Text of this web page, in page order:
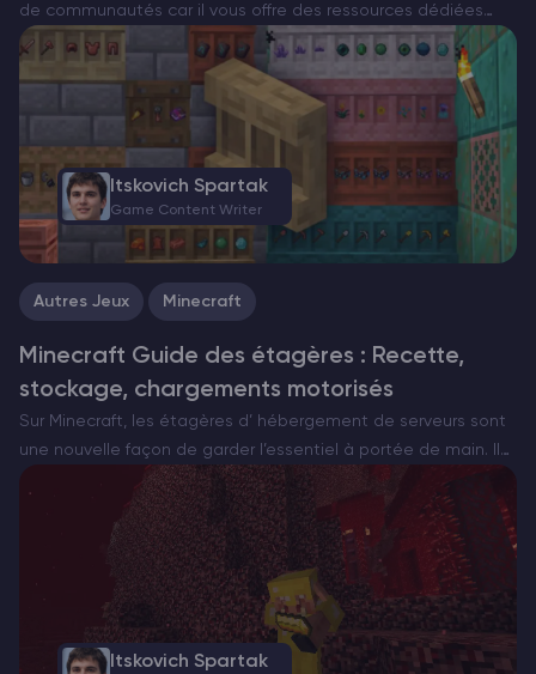
de communautés car il vous offre des ressources dédiées
sans le coût d’une machine entière. Contrairement à
l’hébergement mutualisé, un serveur virtuel géré par un
fournisseur d’hébergement VPS…
Autres Jeux Minecraft
Minecraft Guide des étagères : Recette,
stockage, chargements motorisés
Sur Minecraft, les étagères d’ hébergement de serveurs sont
une nouvelle façon de garder l’essentiel à portée de main. Il
s’agit d’armoires murales bien rangées qui affichent toujours
ce qu’elles contiennent et qui, lorsqu’elles sont…
Itskovich Spartak
Game Content Writer
Itskovich Spartak